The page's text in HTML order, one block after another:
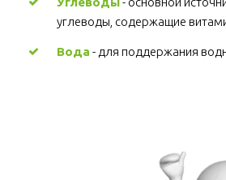
углеводы, содержащие
Вода - для поддержания